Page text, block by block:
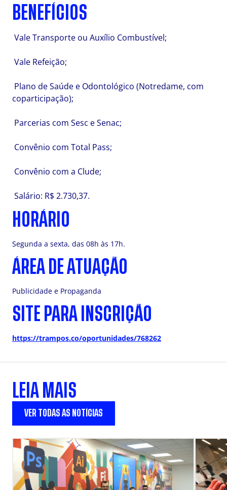
BENEFÍCIOS
Vale Transporte ou Auxílio Combustível;
Vale Refeição;
Plano de Saúde e Odontológico (Notredame, com
coparticipação);
Parcerias com Sesc e Senac;
Convênio com Total Pass;
Convênio com a Clude;
Salário: R$ 2.730,37.
HORÁRIO
Segunda a sexta, das 08h às 17h.
ÁREA DE ATUAÇÃO
Publicidade e Propaganda
SITE PARA INSCRIÇÃO
https://trampos.co/oportunidades/768262
LEIA MAIS
VER TODAS AS NOTÍCIAS